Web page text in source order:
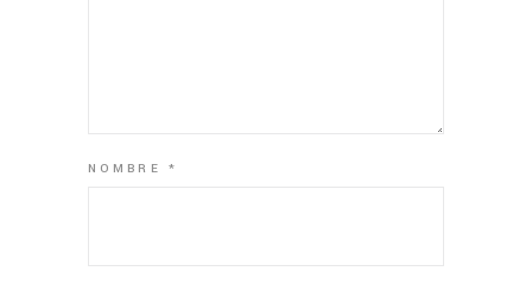
NOMBRE*